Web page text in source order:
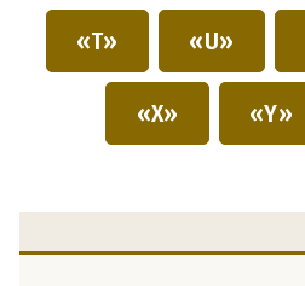
«T» «U»
«X» «Y»